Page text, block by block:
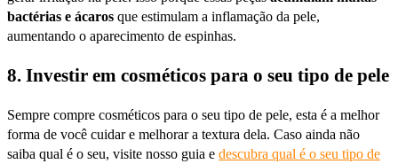
bactérias e ácaros que estimulam a inflamação da pele,
aumentando o aparecimento de espinhas.
8. Investir em cosméticos para o seu tipo de pele
Sempre compre cosméticos para o seu tipo de pele, esta é a melhor
forma de você cuidar e melhorar a textura dela. Caso ainda não
saiba qual é o seu, visite nosso guia e descubra qual é o seu tipo de